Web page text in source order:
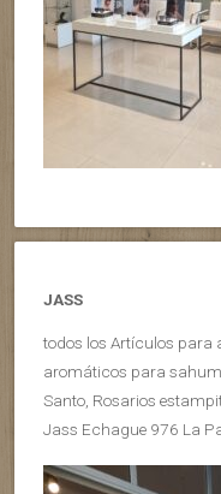
JASS
todos los Artículos para
aromáticos para
Santo, Rosarios
Jass Echague 976 La